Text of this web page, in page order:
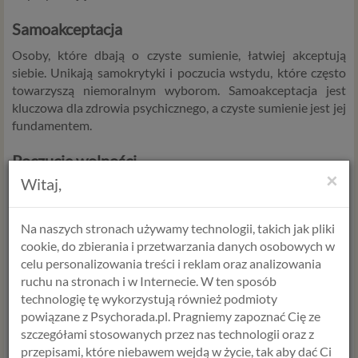
Samoakceptacja
Osoby, które dbają o czyste sumienie, łatwiej akceptują
siebie. Unikają samokrytyki i poczucia wstydu, które często
towarzyszą niemoralnym wyborom. Samoakceptacja jest
kluczowa dla zdrowia psychicznego, a czyste sumienie jest jej
fundamentem.
Poczucie wolności
Nie mając niczego do ukrycia, czujemy się wolni. Nie musimy
martwić się, że nasze czyny wyjdą na jaw, ani zastanawiać się,
jak ukryć swoje błędy. Taka wolność jest bezcenna – uwalnia
od niepotrzebnego stresu i pozwala skupić się na tym, co
naprawdę ważne w życiu.
Czyste sumienie to nie tylko komfort psychiczny, ale także
inwestycja w nasze relacje, zdrowie i jakość życia.
Postępowanie moralne nie zawsze jest łatwe, ale
długoterminowo przynosi korzyści, które przewyższają
wszelkie trudności. To fundament stabilności emocjonalnej i
×
Witaj,
Na naszych stronach używamy technologii, takich jak pliki
cookie, do zbierania i przetwarzania danych osobowych w
celu personalizowania treści i reklam oraz analizowania
ruchu na stronach i w Internecie. W ten sposób
technologię tę wykorzystują również podmioty
powiązane z Psychorada.pl. Pragniemy zapoznać Cię ze
szczegółami stosowanych przez nas technologii oraz z
przepisami, które niebawem wejdą w życie, tak aby dać Ci